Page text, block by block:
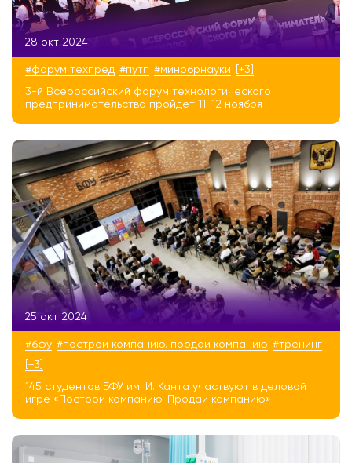
28 окт 2024
#форум техпред #путп #минобрнауки
[+3]
3-й Всероссийский форум технологического
предпринимательства пройдет 11-12 ноября
25 окт 2024
#бфу #построй компанию. продай компанию #тренинг
[+3]
145 студентов БФУ им. И. Канта участвуют в деловой
игре «Построй компанию. Продай компанию»